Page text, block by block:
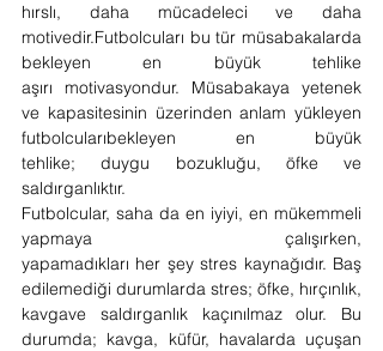
hırslı, daha mücadeleci ve daha
motivedir.Futbolcuları bu tür müsabakalarda
bekleyen en büyük tehlike
aşırı motivasyondur. Müsabakaya yetenek
ve kapasitesinin üzerinden anlam yükleyen
futbolcularıbekleyen en büyük
tehlike; duygu bozukluğu, öfke ve
saldırganlıktır.
Futbolcular, saha da en iyiyi, en mükemmeli
yapmaya çalışırken,
yapamadıkları her şey stres kaynağıdır. Baş
edilemediği durumlarda stres; öfke, hırçınlık,
kavgave saldırganlık kaçınılmaz olur. Bu
durumda; kavga, küfür, havalarda uçuşan